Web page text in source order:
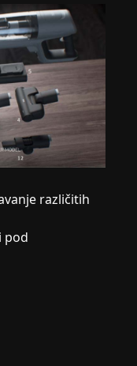
različitih
pod